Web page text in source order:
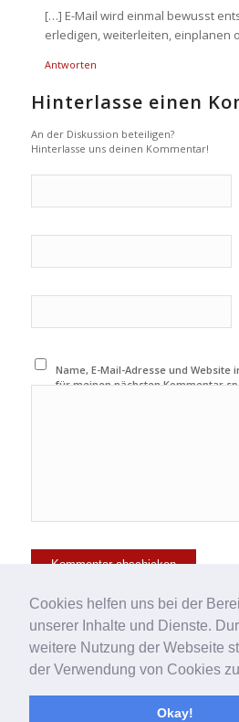
Cookies helfen uns bei der
unserer Inhalte und Dienste.
weitere Nutzung der Webseite
der Verwendung von Cookies
Okay!
[…] E-Mail wird einmal bewusst
erledigen, weiterleiten, einplanen
Antworten
Hinterlasse einen
An der Diskussion beteiligen?
Hinterlasse uns deinen Kommentar!
Name, E-Mail-Adresse und Website
für meinen nächsten Kommentar
© Copyright - 123effizientdabei - Mehr
Ordnung am Arbeitsplatz - Aufräumen mit